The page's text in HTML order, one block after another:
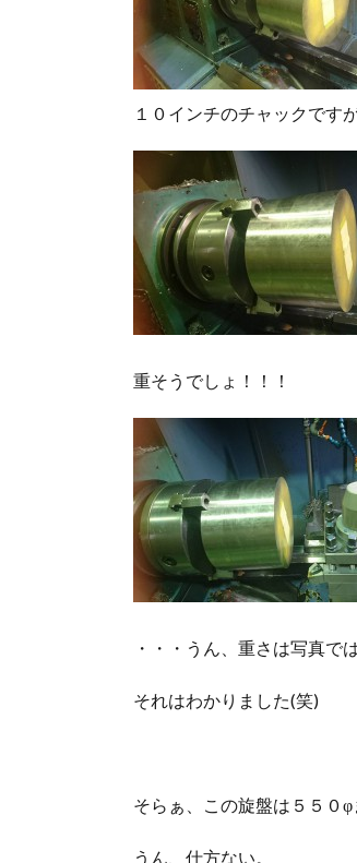
１０インチのチャックです
重そうでしょ！！！
・・・うん、重さは写真で
それはわかりました(笑)
そらぁ、この旋盤は５５０
うん、仕方ない。